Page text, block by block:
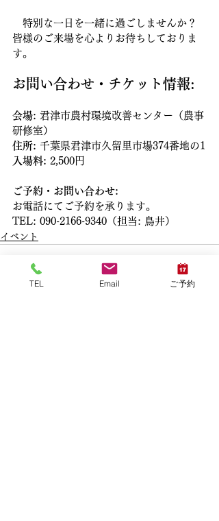
特別な一日を一緒に過ごしませんか？
皆様のご来場を心よりお待ちしておりま
す。
お問い合わせ・チケット情報:
会場: 君津市農村環境改善センター（農事
研修室）
住所: 千葉県君津市久留里市場374番地の1
入場料: 2,500円
ご予約・お問い合わせ:
お電話にてご予約を承ります。
TEL: 090-2166-9340（担当: 鳥井）
イベント
TEL Email ご予約